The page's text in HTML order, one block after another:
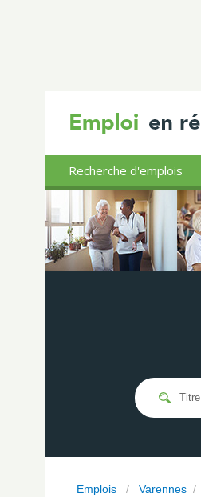
Recherche d'emplois
Emplois / Varennes /